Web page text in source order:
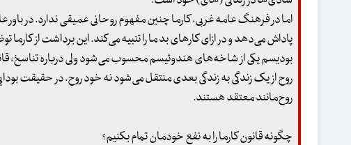
اما در فرهنگ عامه غربی، کارما چنین مفهوم روحانی عمیقی ندارد. در
پاداش می‌دهد و در ازای کارهای بد ما را تنبیه می‌کند. این برداشت از
بودیسم یکی از شاخه‌های هندوئیسم محسوب می‌شود ولی درباره تناسخ،
روح از یک زندگی به زندگی بعدی منتقل می‌شود نه خود روح. در حقیقت
روح‌مانند معتقد هستند.
چگونه قانون کارما را به نفع خودمان تمام بکنیم؟